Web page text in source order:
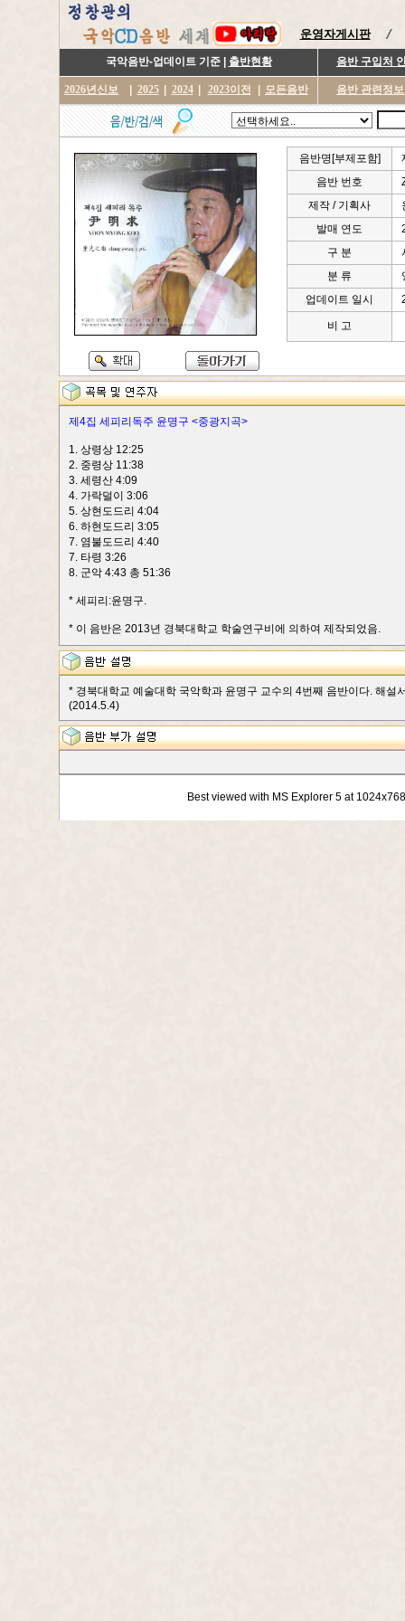
운영자게시판
국악음반-업데이트 기준 | 출반현황 음반 구입처
2026년신보 2025 2024 2023이전 모든음반 음반 관련정
음반명[부제포함]
음반 번호
제작 / 기획사
발매 연도
구 분
분 류
업데이트 일시
비 고
제4집 세피리독주 윤명구 <중광지곡>
1. 상령상 12:25
2. 중령상 11:38
3. 세령산 4:09
4. 가락덜이 3:06
5. 상현도드리 4:04
6. 하현도드리 3:05
7. 염불도드리 4:40
7. 타령 3:26
8. 군악 4:43 총 51:36
* 세피리:윤명구.
* 이 음반은 2013년 경북대학교 학술연구비에 의하여 제작되었음.
* 경북대학교 예술대학 국악학과 윤명구 교수의 4번째 음반이다. 해
(2014.5.4)
Best viewed with MS Explorer 5 at